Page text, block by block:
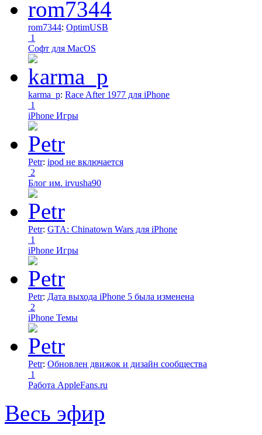
rom7344: OptimUSB
1
Софт для MacOS
karma_p: Race After 1977 для iPhone
1
iPhone Игры
Petr: ipod не включается
2
Блог им. irvusha90
Petr: GTA: Chinatown Wars для iPhone
1
iPhone Игры
Petr: Дата выхода iPhone 5 была изменена
2
iPhone Темы
Petr: Обновлен движок и дизайн сообщества
1
Работа AppleFans.ru
Весь эфир